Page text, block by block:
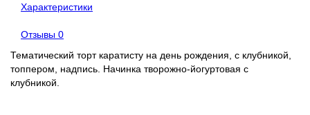
Характеристики
Отзывы 0
Тематический торт каратисту на день рождения, с клубникой,
топпером, надпись. Начинка творожно-йогуртовая с
клубникой.